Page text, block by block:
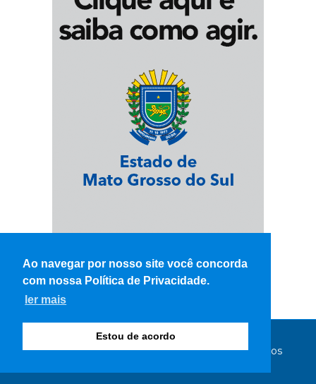
Ao navegar por nosso site você concorda
com nossa Política de Privacidade.
ler mais
Estou de acordo
© Copyright 2026 - WK Notícias - Todos os direitos